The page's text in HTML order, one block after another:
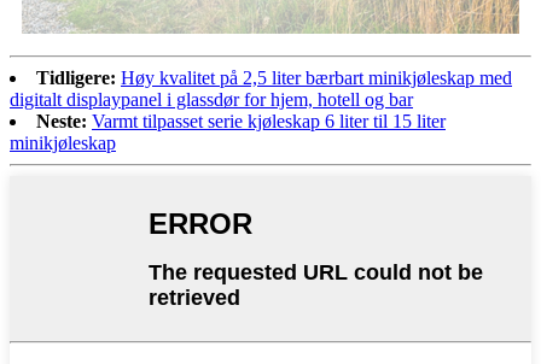
Tidligere: Høy kvalitet på 2,5 liter bærbart minikjøleskap med
digitalt displaypanel i glassdør for hjem, hotell og bar
Neste: Varmt tilpasset serie kjøleskap 6 liter til 15 liter
minikjøleskap